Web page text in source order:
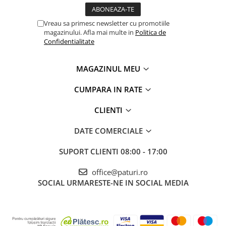
Vreau sa primesc newsletter cu promotiile
magazinului. Afla mai multe in Politica de
Confidentialitate
MAGAZINUL MEU
CUMPARA IN RATE
CLIENTI
DATE COMERCIALE
SUPORT CLIENTI 08:00 - 17:00
office@paturi.ro
SOCIAL URMARESTE-NE IN SOCIAL MEDIA